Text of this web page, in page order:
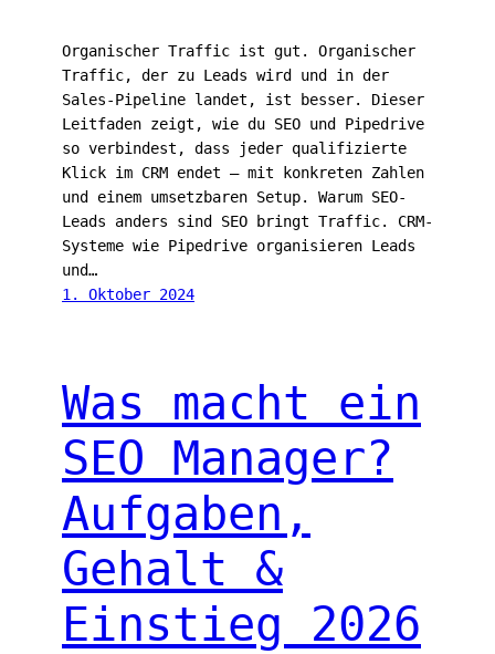
Organischer Traffic ist gut. Organischer
Traffic, der zu Leads wird und in der
Sales-Pipeline landet, ist besser. Dieser
Leitfaden zeigt, wie du SEO und Pipedrive
so verbindest, dass jeder qualifizierte
Klick im CRM endet — mit konkreten Zahlen
und einem umsetzbaren Setup. Warum SEO-
Leads anders sind SEO bringt Traffic. CRM-
Systeme wie Pipedrive organisieren Leads
und…
1. Oktober 2024
Was macht ein
SEO Manager?
Aufgaben,
Gehalt &
Einstieg 2026